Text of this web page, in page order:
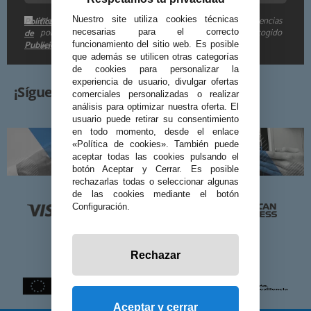
Me gustaría recibir descuentos exclusivos, novedades y tendencias
por e-mail. Puedo darme de baja cuando quiera según lo recogido
en la
Política
de
Publicidad
¡Síguenos!
Nuestro site utiliza cookies técnicas
necesarias para el correcto
funcionamiento del sitio web. Es posible
que además se utilicen otras categorías
de cookies para personalizar la
experiencia de usuario, divulgar ofertas
comerciales personalizadas o realizar
análisis para optimizar nuestra oferta. El
usuario puede retirar su consentimiento
en todo momento, desde el enlace
«Política de cookies». También puede
aceptar todas las cookies pulsando el
botón Aceptar y Cerrar. Es posible
rechazarlas todas o seleccionar algunas
de las cookies mediante el botón
Configuración.
Rechazar
Aceptar y cerrar